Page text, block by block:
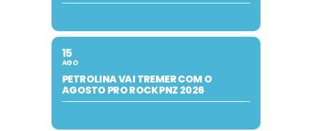
15
AGO
PETROLINA VAI TREMER COM O
AGOSTO PRO ROCK PNZ 2026